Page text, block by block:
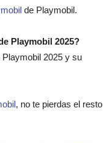
de Playmobil.
Playmobil 2025?
2025 y su
, no te pierdas el resto